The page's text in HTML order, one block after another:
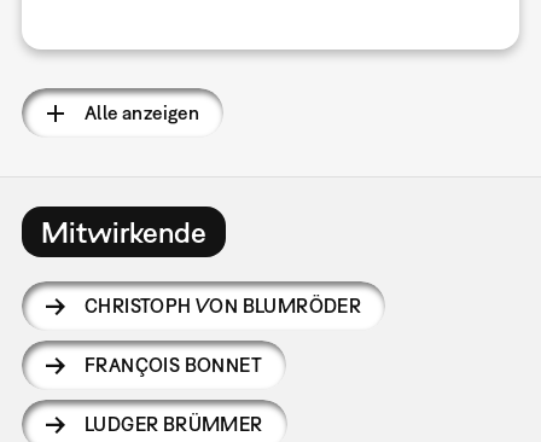
Alle anzeigen
Mitwirkende
CHRISTOPH VON BLUMRÖDER
FRANÇOIS BONNET
LUDGER BRÜMMER